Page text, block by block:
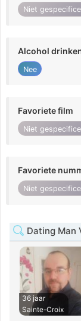
Niet
Alcohol
Nee
Favoriete film
Niet
Favoriete
Niet
Dating Man
36 jaar
Sainte-Croix